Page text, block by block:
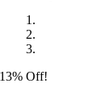
13% Off!